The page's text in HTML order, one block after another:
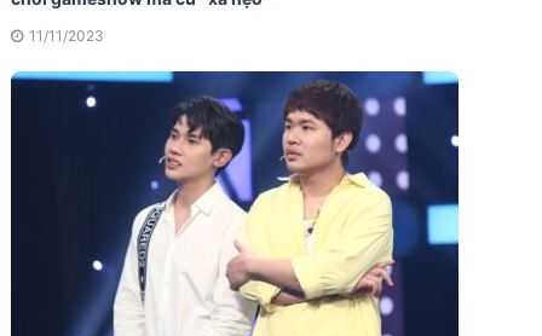
11/11/2023